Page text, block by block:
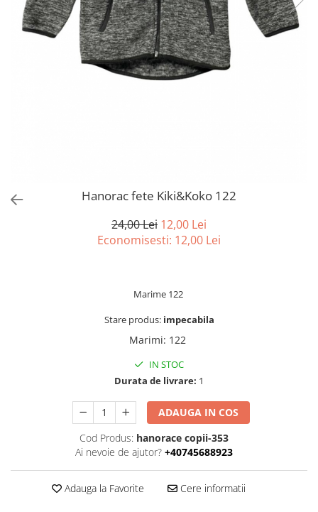
Hanorace
Lenjerii si pijamale
Sport
Tricouri si maiouri
Salopete
Tricouri si maiouri
Hanorac fete Kiki&Koko 122
24,00 Lei 12,00 Lei
Economisesti: 12,00 Lei
Marime 122
Stare produs: impecabila
Marimi: 122
IN STOC
Durata de livrare: 1
ADAUGA IN COS
Cod Produs: hanorace copii-353
Ai nevoie de ajutor? +40745688923
Adauga la Favorite Cere informatii